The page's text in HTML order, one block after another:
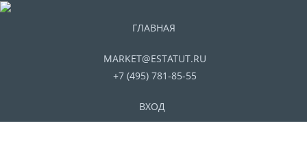
ГЛАВНАЯ
MARKET@ESTATUT.RU
+7 (495) 781-85-55
ВХОД